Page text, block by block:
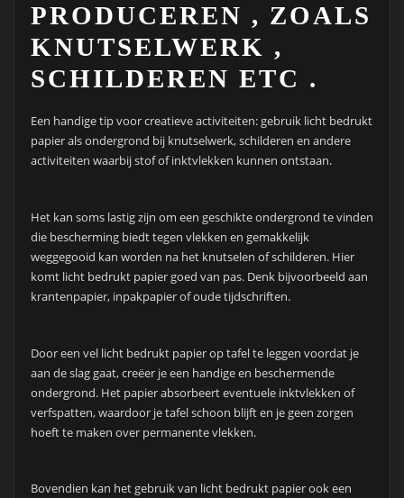
PRODUCEREN , ZOALS
KNUTSELWERK ,
SCHILDEREN ETC .
Een handige tip voor creatieve activiteiten: gebruik licht bedrukt
papier als ondergrond bij knutselwerk, schilderen en andere
activiteiten waarbij stof of inktvlekken kunnen ontstaan.
Het kan soms lastig zijn om een geschikte ondergrond te vinden
die bescherming biedt tegen vlekken en gemakkelijk
weggegooid kan worden na het knutselen of schilderen. Hier
komt licht bedrukt papier goed van pas. Denk bijvoorbeeld aan
krantenpapier, inpakpapier of oude tijdschriften.
Door een vel licht bedrukt papier op tafel te leggen voordat je
aan de slag gaat, creëer je een handige en beschermende
ondergrond. Het papier absorbeert eventuele inktvlekken of
verfspatten, waardoor je tafel schoon blijft en je geen zorgen
hoeft te maken over permanente vlekken.
Bovendien kan het gebruik van licht bedrukt papier ook een